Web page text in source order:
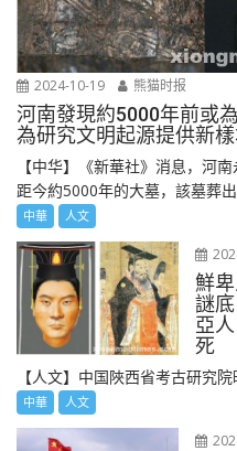
2024-10-19 熊猫时报
河南發現約5000年前或
為研究文明起源提供新
【中华】《新華社》消息，河
距今約5000年的大墓，該墓葬
中華 人文
鮮
謎
亞
死
【人文】中国陜西省考古研究院
中華 人文